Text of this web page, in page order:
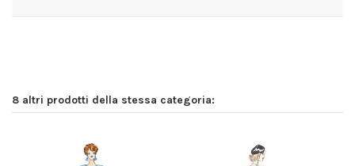
8 altri prodotti della stessa categoria: